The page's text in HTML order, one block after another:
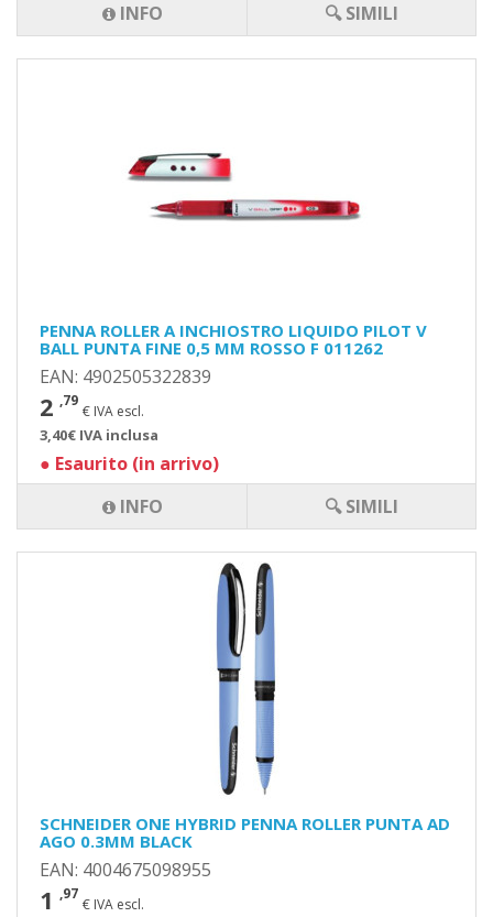
SCHNEIDER ONE HYBRID PENNA ROLLER PUNTA AD
AGO 0.3MM BLACK
EAN: 4004675098955
1 ,97
€ IVA escl.
INFO
🔍 SIMILI
PENNA ROLLER A INCHIOSTRO LIQUIDO PILOT V
BALL PUNTA FINE 0,5 MM ROSSO F 011262
EAN: 4902505322839
2 ,79
€ IVA escl.
3,40€ IVA inclusa
● Esaurito (in arrivo)
INFO
🔍 SIMILI